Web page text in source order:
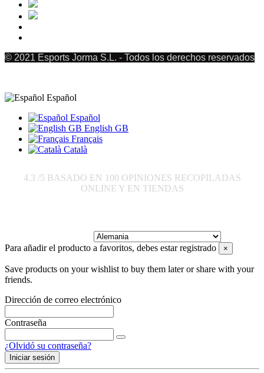
© 2021 Esports Jorma S.L. - Todos los derechos reservados
Español
Español
English GB
Français
Català
4.3 /5 BASADO EN 100 OPINIONES RECOPILADAS
ONLINE Y EN TIENDAS
Para añadir el producto a favoritos, debes estar registrado ×
Save products on your wishlist to buy them later or share with your
friends.
Dirección de correo electrónico
Contraseña
¿Olvidó su contraseña?
Iniciar sesión